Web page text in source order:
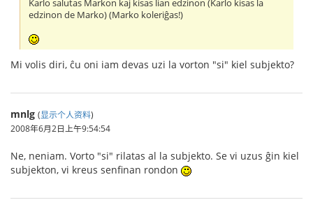
Karlo salutas Markon kaj kisas lian edzinon (Karlo kisas la
edzinon de Marko) (Marko koleriĝas!)
Mi volis diri, ĉu oni iam devas uzi la vorton "si" kiel subjekto?
mnlg (显示个人资料)
2008年6月2日上午9:54:54
Ne, neniam. Vorto "si" rilatas al la subjekto. Se vi uzus ĝin kiel
subjekton, vi kreus senfinan rondon